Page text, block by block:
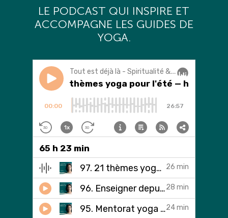
LE PODCAST QUI INSPIRE ET
ACCOMPAGNE LES GUIDES DE
YOGA.